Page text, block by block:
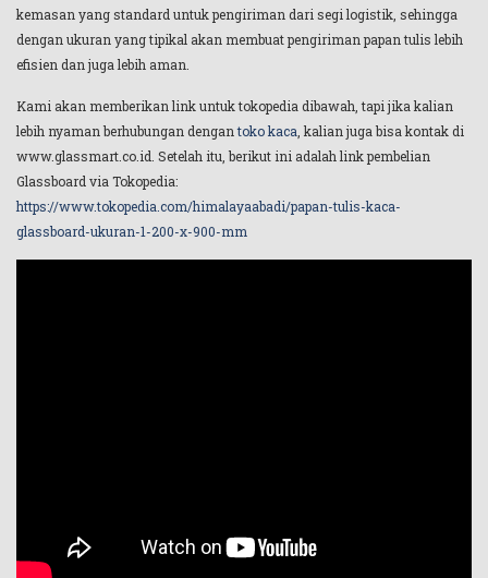
kemasan yang standard untuk pengiriman dari segi logistik, sehingga
dengan ukuran yang tipikal akan membuat pengiriman papan tulis lebih
efisien dan juga lebih aman.
Kami akan memberikan link untuk tokopedia dibawah, tapi jika kalian
lebih nyaman berhubungan dengantoko kaca , kalian juga bisa kontak di
www.glassmart.co.id. Setelah itu, berikut ini adalah link pembelian
Glassboard via Tokopedia:
https://www.tokopedia.com/himalayaabadi/papan-tulis-kaca-
glassboard-ukuran-1-200-x-900-mm